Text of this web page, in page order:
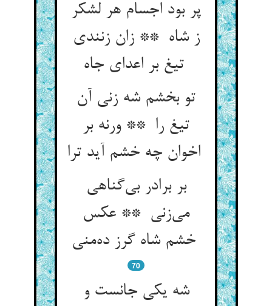
پر بود اجسام هر لشکر
ز شاه ** زان زنندی
تو بخشم شه زنی آن
تیغ را ** ورنه بر
بر برادر بی‌گناهی
می‌زنی ** عکس
70
شه یکی جانست و